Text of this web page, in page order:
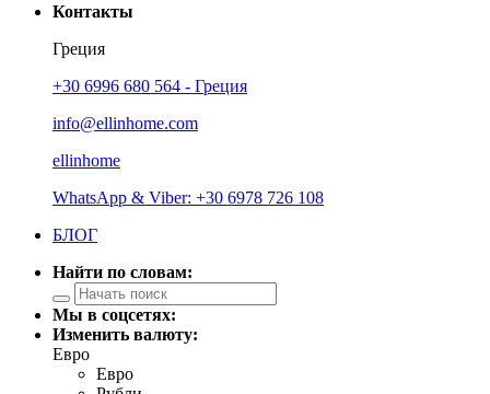
Контакты
Греция
+30 6996 680 564 - Греция
info@ellinhome.com
ellinhome
WhatsApp & Viber: +30 6978 726 108
БЛОГ
Найти по словам:
Мы в соцсетях:
Изменить валюту:
Евро
Евро